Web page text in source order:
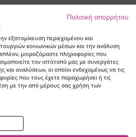
ΕΠΙΣΗΣ
Πολιτική απορρήτου
εξατομίκευση περιεχομένου και
κοινωνικών μέσων και την ανάλυση
μοιραζόμαστε πληροφορίες που
τον ιστότοπό μας με συνεργάτες
και αναλύσεων, οι οποίοι ενδεχομένως να τις
που τους έχετε παραχωρήσει ή τις
με την από μέρους σας χρήση των